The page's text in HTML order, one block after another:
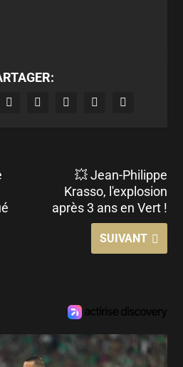
💥 Jean-Philippe
Krasso, l'explosion
après 3 ans en Vert !
SUIVANT